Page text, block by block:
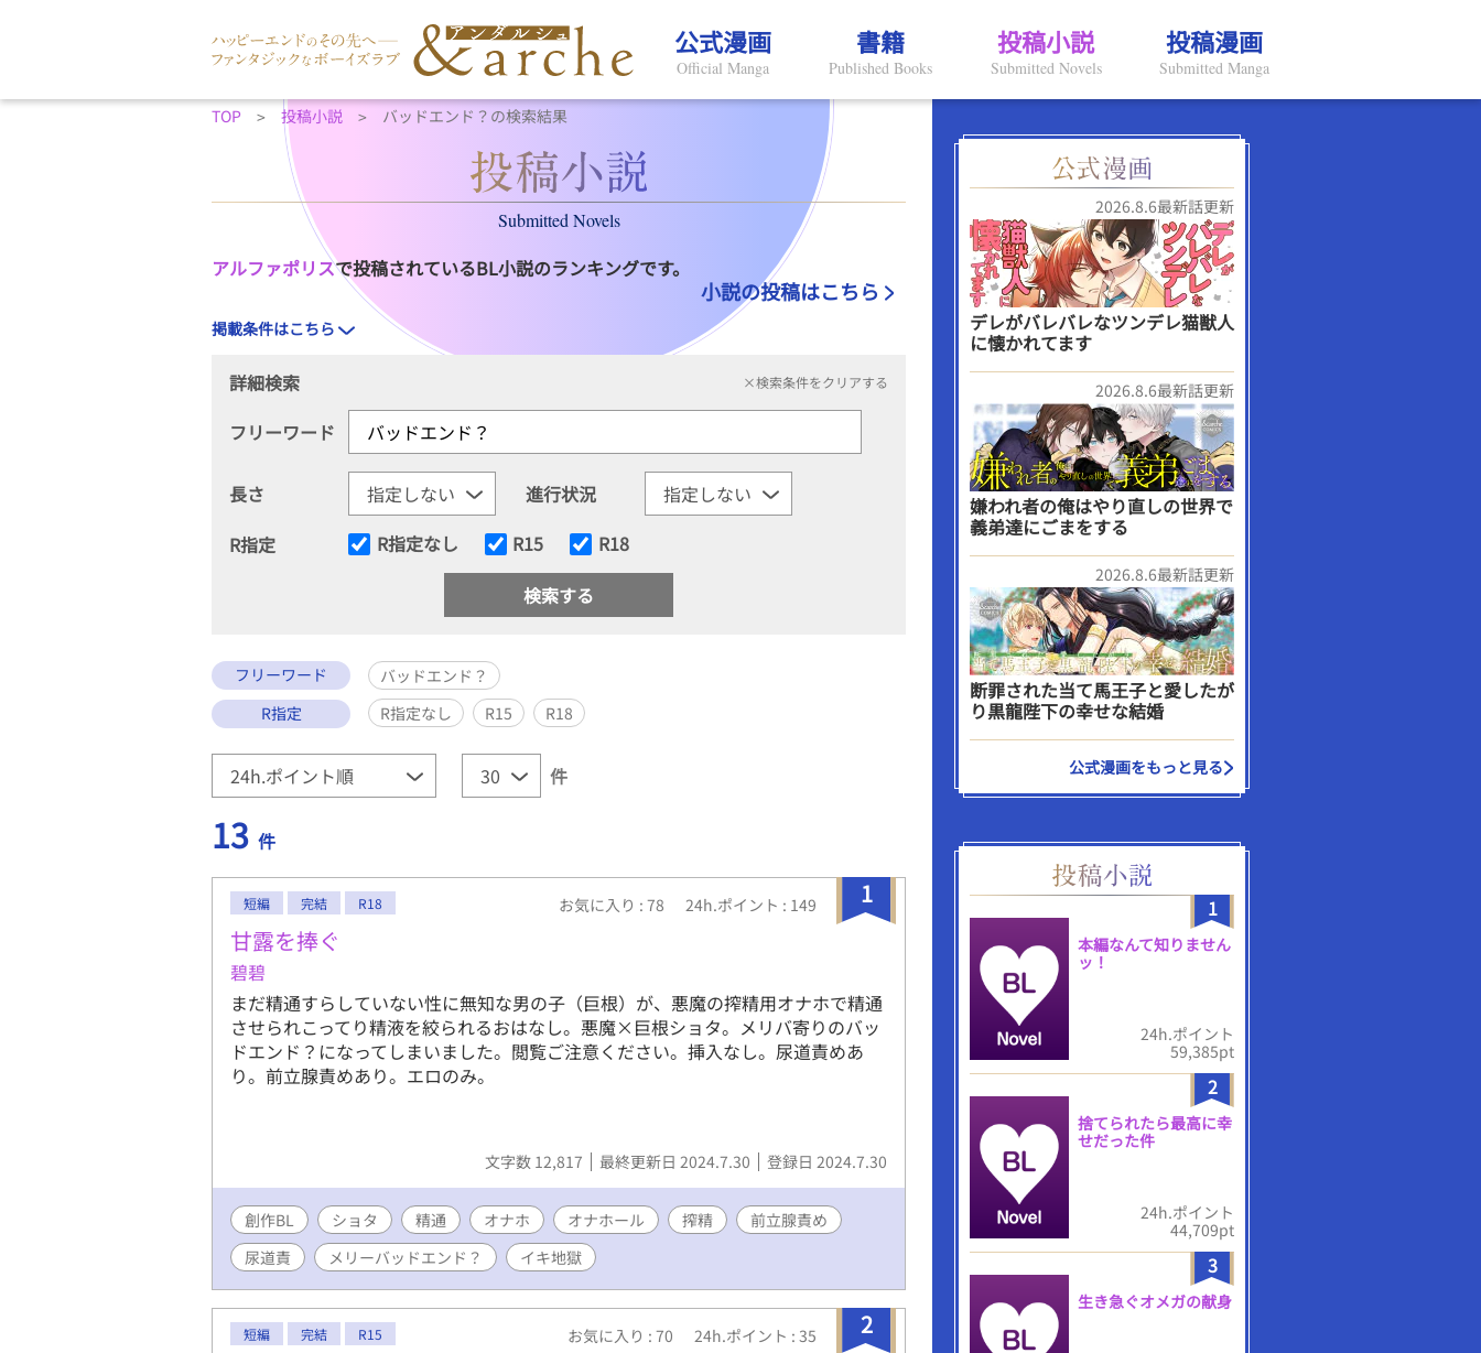
公式漫画
Official Manga
書籍
Published Books
投稿小説
Submitted Novels
投稿漫画
Submitted Manga
TOP 投稿小説 バッドエンド？の検索結果
Submitted Novels
アルファポリスで投稿されているBL小説のランキングです。
小説の投稿はこちら
掲載条件はこちら
詳細検索 ×検索条件をクリアする
フリーワード
長さ
進行状況
R指定
R指定なし R15 R18
フリーワード
バッドエンド？
R指定
R指定なし R15 R18
件
13 件
1
短編 完結 R18 お気に入り : 78 24h.ポイント : 149
甘露を捧ぐ
碧碧
まだ精通すらしていない性に無知な男の子（巨根）が、悪魔の搾精用オナホで精通
させられこってり精液を絞られるおはなし。悪魔×巨根ショタ。メリバ寄りのバッ
ドエンド？になってしまいました。閲覧ご注意ください。挿入なし。尿道責めあ
り。前立腺責めあり。エロのみ。
文字数 12,817 最終更新日 2024.7.30 登録日 2024.7.30
創作BL ショタ 精通 オナホ オナホール 搾精
前立腺責め
尿道責
メリーバッドエンド？ イキ地獄
2
短編 完結 R15 お気に入り : 70 24h.ポイント : 35
2026.8.6最新話更新
デレがバレバレなツンデレ猫獣人
に懐かれてます
2026.8.6最新話更新
嫌われ者の俺はやり直しの世界で
義弟達にごまをする
2026.8.6最新話更新
断罪された当て馬王子と愛したが
り黒龍陛下の幸せな結婚
公式漫画をもっと見る
1
本編なんて知りません
ッ！
24h.ポイント
59,385pt
2
捨てられたら最高に幸
せだった件
24h.ポイント
44,709pt
3
生き急ぐオメガの献身